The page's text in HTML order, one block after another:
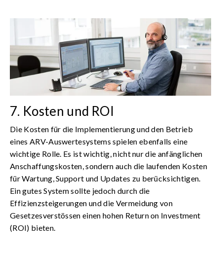
7. Kosten und ROI
Die Kosten für die Implementierung und den Betrieb
eines ARV-Auswertesystems spielen ebenfalls eine
wichtige Rolle. Es ist wichtig, nicht nur die anfänglichen
Anschaffungskosten, sondern auch die laufenden Kosten
für Wartung, Support und Updates zu berücksichtigen.
Ein gutes System sollte jedoch durch die
Effizienzsteigerungen und die Vermeidung von
Gesetzesverstössen einen hohen Return on Investment
(ROI) bieten.